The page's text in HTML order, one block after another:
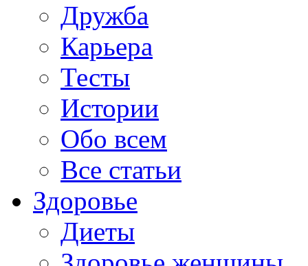
Дружба
Карьера
Тесты
Истории
Обо всем
Все статьи
Здоровье
Диеты